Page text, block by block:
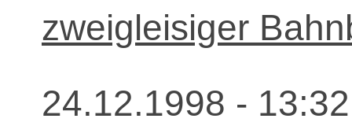
zweigleisiger
24.12.1998 -